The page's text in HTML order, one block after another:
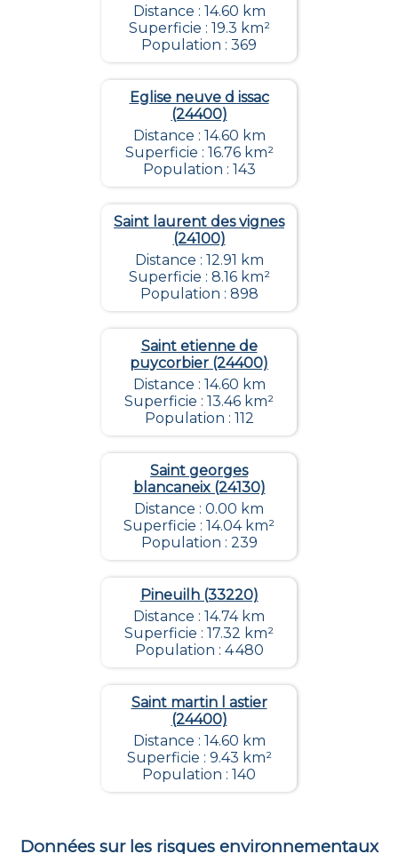
Distance : 14.60 km
Superficie : 19.3 km²
Population : 369
Eglise neuve d issac
(24400)
Distance : 14.60 km
Superficie : 16.76 km²
Population : 143
Saint laurent des vignes
(24100)
Distance : 12.91 km
Superficie : 8.16 km²
Population : 898
Saint etienne de
puycorbier (24400)
Distance : 14.60 km
Superficie : 13.46 km²
Population : 112
Saint georges
blancaneix (24130)
Distance : 0.00 km
Superficie : 14.04 km²
Population : 239
Pineuilh (33220)
Distance : 14.74 km
Superficie : 17.32 km²
Population : 4 480
Saint martin l astier
(24400)
Distance : 14.60 km
Superficie : 9.43 km²
Population : 140
Données sur les risques environnementaux